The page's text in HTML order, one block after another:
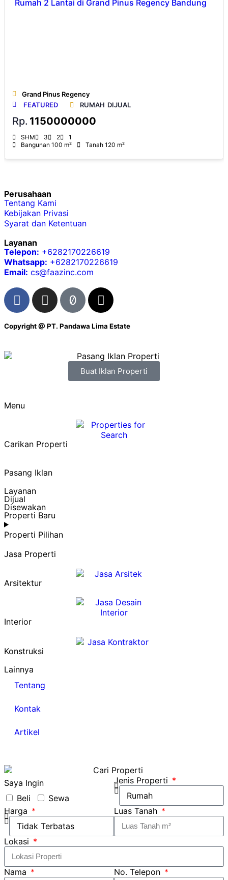
Rumah 2 Lantai di Grand Pinus Regency Bandung
Grand Pinus Regency
FEATURED
RUMAH DIJUAL
Rp. 1150000000
SHM 3 2
1
Bangunan 100 m²
Tanah 120 m²
Perusahaan
Tentang Kami
Kebijakan Privasi
Syarat dan Ketentuan
Layanan
Telepon: +6282170226619
Whatsapp: +6282170226619
Email: cs@faazinc.com
Copyright @ PT. Pandawa Lima Estate
Buat Iklan Properti
Menu
Carikan Properti
Pasang Iklan
Layanan
Dijual
Disewakan
Properti Baru
Properti Pilihan
Jasa Properti
Arsitektur
Interior
Konstruksi
Lainnya
Tentang
Kontak
Artikel
Saya Ingin
Beli
Sewa
Jenis Properti
Harga Luas Tanah
Lokasi
Nama No. Telepon